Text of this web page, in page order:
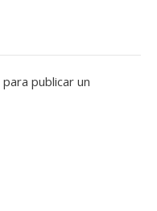
para publicar un